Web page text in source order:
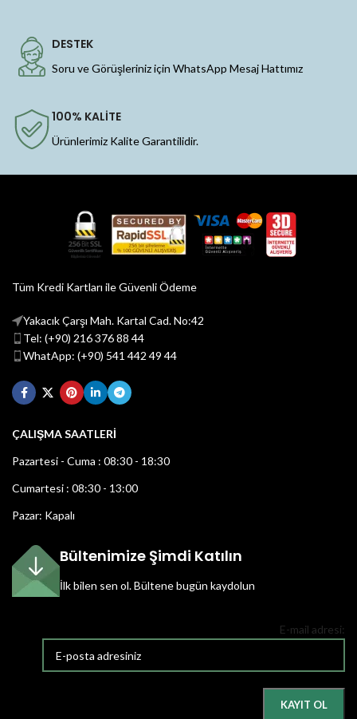
DESTEK
Soru ve Görüşleriniz için WhatsApp Mesaj Hattımız
100% KALİTE
Ürünlerimiz Kalite Garantilidir.
Tüm Kredi Kartları ile Güvenli Ödeme
Yakacık Çarşı Mah. Kartal Cad. No:42
Tel: (+90) 216 376 88 44
WhatApp: (+90) 541 442 49 44
ÇALIŞMA SAATLERİ
Pazartesi - Cuma : 08:30 - 18:30
Cumartesi : 08:30 - 13:00
Pazar: Kapalı
Bültenimize Şimdi Katılın
İlk bilen sen ol.Bültene bugün kaydolun
E-mail adresi: